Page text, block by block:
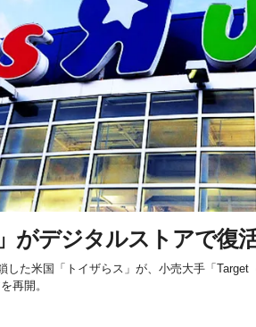
がデジタルストアで復
した米国「トイザらス」が、小売大手「Target
再開。